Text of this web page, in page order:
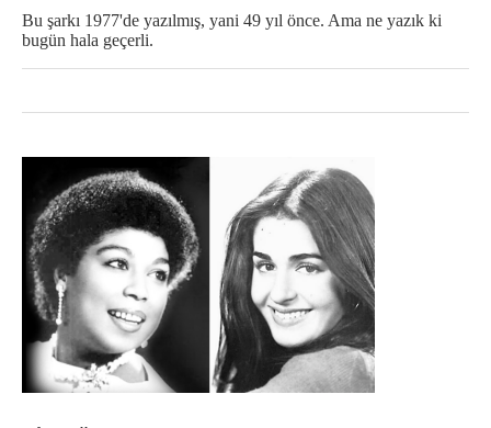
Bu şarkı 1977'de yazılmış, yani 49 yıl önce. Ama ne yazık ki
bugün hala geçerli.